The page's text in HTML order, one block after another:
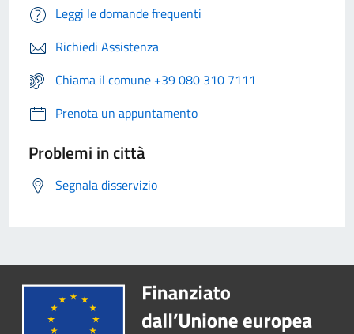
Leggi le domande frequenti
Richiedi Assistenza
Chiama il comune +39 080 310 7111
Prenota un appuntamento
Problemi in città
Segnala disservizio